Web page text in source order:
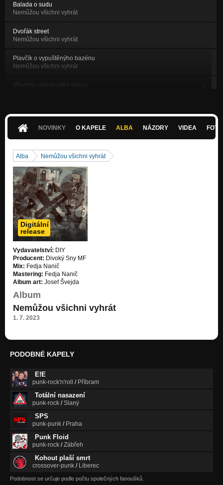
Balada o sudu
Nemůžou všichni vyhrát
Dvořák street
Nemůžou všichni vyhrát
Plavčík o vypuštěnýho bazénu
Nemůžou všichni vyhrát
Všechno máme před sebou
Rejžek
Amsterdam
Všechno máme před sebou
Církev 2014
Všechno máme před sebou
Dáma v úpletu
Všechno máme před sebou
V neděli ráno
Všechno máme před sebou
Proč (live Znojmo cca.1993)
Nezařazeno
Smrt (live Znojmo cca.1993)
Nezařazeno
Tvý voči lžou (live Znojmo cca.1993)
NOVINKY O KAPELE ALBA NÁZORY VIDEA
Alba Nemůžou všichni vyhrát
Digitální
release
Vydavatelství: DIY
Producent: Divoký Sny MF
Mix: Fedja Nanič
Mastering: Fedja Nanič
Album art: Josef Švejda
Album
Nemůžou všichni vyhrát
1. 7. 2023
PODOBNÉ KAPELY
E!E
punk-rock'n'roll / Příbram
Totální nasazení
punk-rock /Slaný
SPS
punk-punk / Praha
Punk Floid
punk-rock /Zábřeh
Kohout plaší smrt
crossover-punk / Liberec
Podobnost se určuje podle počtu společných fanoušků.